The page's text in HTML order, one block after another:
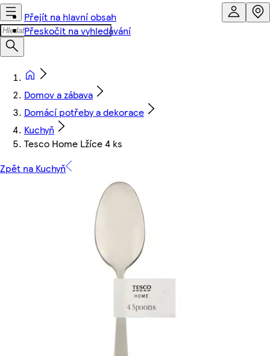
Přejít na hlavní obsah
Přeskočit na vyhledávání
Domov a zábava
Domácí potřeby a dekorace
Kuchyň
Tesco Home Lžíce 4 ks
Zpět na Kuchyň